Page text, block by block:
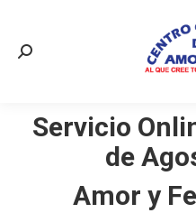
Buscar:
Servicio
de
Amor y